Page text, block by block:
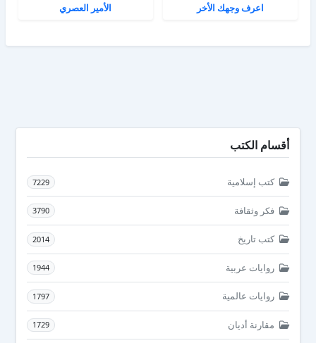
اعرف وجهك الأخر الأمير العصري
أقسام الكتب
كتب إسلامية 7229
فكر وثقافة 3790
كتب تاريخ 2014
روايات عربية 1944
روايات عالمية 1797
مقارنة أديان 1729